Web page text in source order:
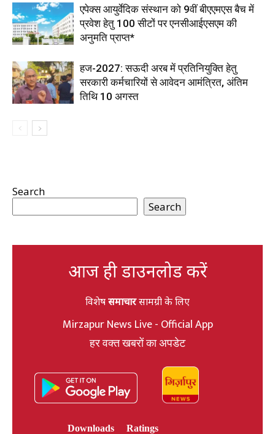
एपेक्स आयुर्वेदिक संस्थान को 9वीं बीएएमएस बैच में
प्रवेश हेतु 100 सीटों पर एनसीआईएसएम की
अनुमति प्राप्त*
हज-2027: सऊदी अरब में प्रतिनियुक्ति हेतु
सरकारी कर्मचारियों से आवेदन आमंत्रित, अंतिम
तिथि 10 अगस्त
Search
Search
आज ही डाउनलोड करें
विशेषसमाचारसामग्री के लिए
Mirzapur News Live - Official App
हर वक्त खबरों का अपडेट
Downloads
Ratings